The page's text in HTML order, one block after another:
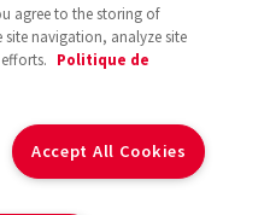
agree to the storing of
navigation, analyze site
Politique de
Accept All Cookies